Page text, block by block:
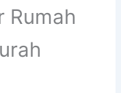
Rumah